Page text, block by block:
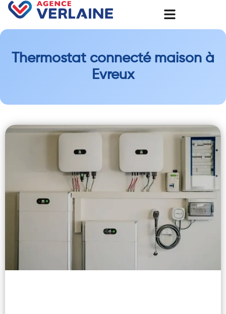
Thermostat connecté maison à
Evreux